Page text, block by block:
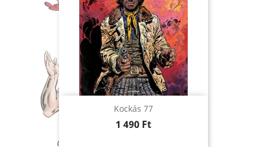
Kockás 77
Ár
1 490 Ft